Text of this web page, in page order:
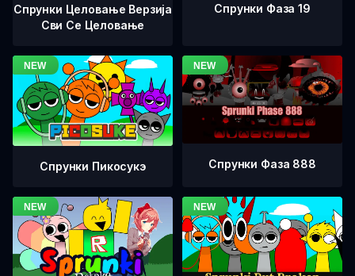
Спрунки Целовање Верзија
Сви Се Целовање
Спрунки Фаза 19
Спрунки Пикосукэ Спрунки Фаза 888